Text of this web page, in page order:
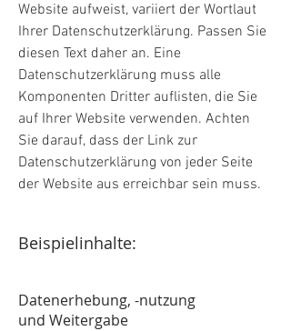
Website aufweist, variiert der Wortlaut
Ihrer Datenschutzerklärung. Passen Sie
diesen Text daher an. Eine
Datenschutzerklärung muss alle
Komponenten Dritter auflisten, die Sie
auf Ihrer Website verwenden. Achten
Sie darauf, dass der Link zur
Datenschutzerklärung von jeder Seite
der Website aus erreichbar sein muss.
Beispielinhalte:
Datenerhebung, -nutzung
und Weitergabe